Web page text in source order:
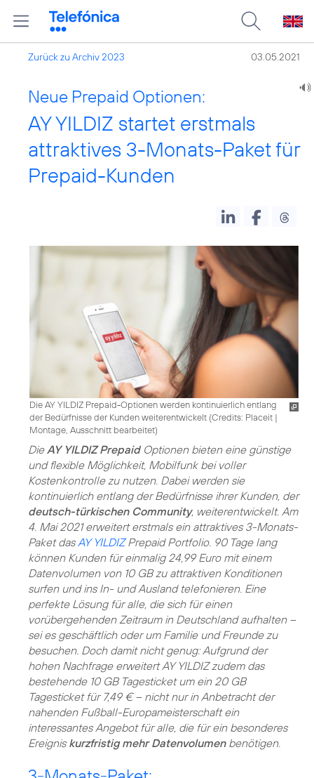
Zurück zu Archiv 2023 03.05.2021
Neue Prepaid Optionen:
AY YILDIZ startet erstmals
attraktives 3-Monats-Paket für
Prepaid-Kunden
Die AY YILDIZ Prepaid-Optionen werden kontinuierlich entlang
der Bedürfnisse der Kunden weiterentwickelt (Credits: Placeit |
Montage, Ausschnitt bearbeitet)
DieAY YILDIZ PrepaidOptionen bieten eine günstige
und flexible Möglichkeit, Mobilfunk bei voller
Kostenkontrolle zu nutzen. Dabei werden sie
kontinuierlich entlang der Bedürfnisse ihrer Kunden, der
deutsch-türkischen Community, weiterentwickelt. Am
4. Mai 2021 erweitert erstmals ein attraktives 3-Monats-
Paket das AY YILDIZPrepaid Portfolio. 90 Tage lang
können Kunden für einmalig 24,99 Euro mit einem
Datenvolumen von 10 GB zu attraktiven Konditionen
surfen und ins In- und Ausland telefonieren. Eine
perfekte Lösung für alle, die sich für einen
vorübergehenden Zeitraum in Deutschland aufhalten –
sei es geschäftlich oder um Familie und Freunde zu
besuchen. Doch damit nicht genug: Aufgrund der
hohen Nachfrage erweitert AY YILDIZ zudem das
bestehende 10 GB Tagesticket um ein 20 GB
Tagesticket für 7,49 € – nicht nur in Anbetracht der
nahenden Fußball-Europameisterschaft ein
interessantes Angebot für alle, die für ein besonderes
Ereignis kurzfristig mehr Datenvolumenbenötigen.